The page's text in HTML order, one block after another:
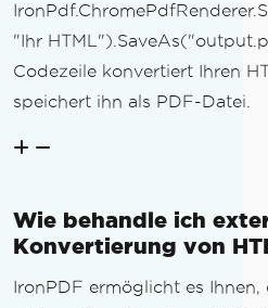
"Ihr
Codezeile konvertiert Ihren
speichert ihn als PDF-Datei.
Wie behandle ich
Konvertierung von
IronPDF ermöglicht es Ihnen,